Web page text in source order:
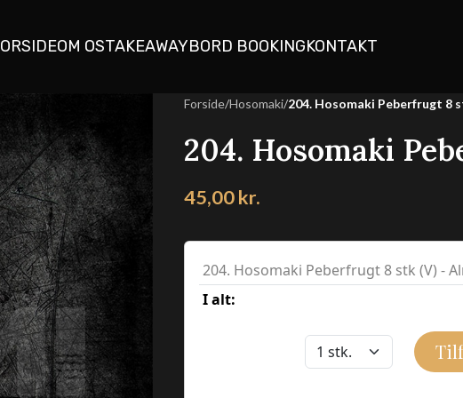
OM OSTAKEAWAYBORD BOOKINGKONTAKT
Forside/Hosomaki/204. Hosomaki Peberfrugt 8
204. Hosomaki
45,00kr.